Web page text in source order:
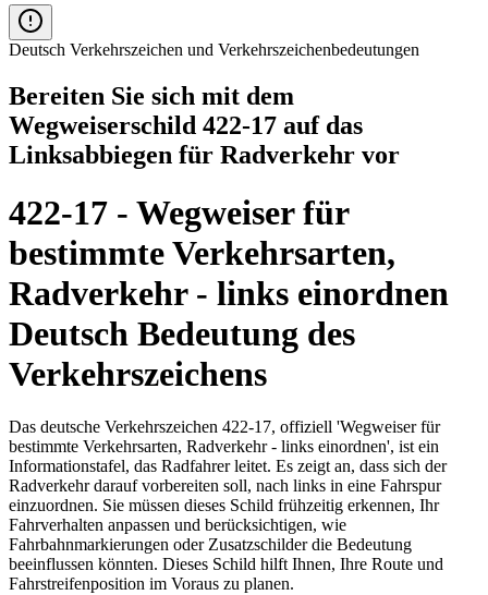
Deutsch Verkehrszeichen und Verkehrszeichenbedeutungen
Bereiten Sie sich mit dem
Wegweiserschild 422-17 auf das
Linksabbiegen für Radverkehr vor
422-17 - Wegweiser für
bestimmte Verkehrsarten,
Radverkehr - links einordnen
Deutsch Bedeutung des
Verkehrszeichens
Das deutsche Verkehrszeichen 422-17, offiziell 'Wegweiser für
bestimmte Verkehrsarten, Radverkehr - links einordnen', ist ein
Informationstafel, das Radfahrer leitet. Es zeigt an, dass sich der
Radverkehr darauf vorbereiten soll, nach links in eine Fahrspur
einzuordnen. Sie müssen dieses Schild frühzeitig erkennen, Ihr
Fahrverhalten anpassen und berücksichtigen, wie
Fahrbahnmarkierungen oder Zusatzschilder die Bedeutung
beeinflussen könnten. Dieses Schild hilft Ihnen, Ihre Route und
Fahrstreifenposition im Voraus zu planen.